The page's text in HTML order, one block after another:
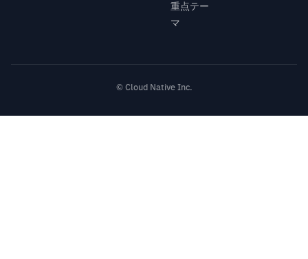
重点テー
マ
© Cloud Native Inc.